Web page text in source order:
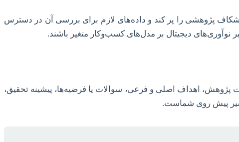
پژوهشی را پر کند و داده‌های لازم برای بررسی آن در دسترس
نوآوری‌های دیجیتال بر مدل‌های کسب‌وکار متغیر باشند.
اهداف اصلی و فرعی، سوالات یا فرضیه‌ها، پیشینه تحقیق،
مسیر پیش روی شماست.